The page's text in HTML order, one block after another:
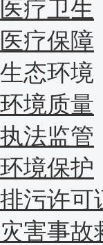
医疗卫生
医疗保障
生态环
环境质量
执法监管
环境保护
排污许可
灾害事故